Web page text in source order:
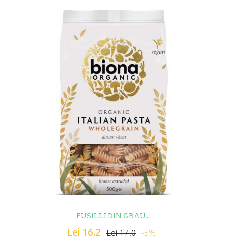
FUSILLI DIN GRAU...
Lei 16.2 Lei 17.0 -5%